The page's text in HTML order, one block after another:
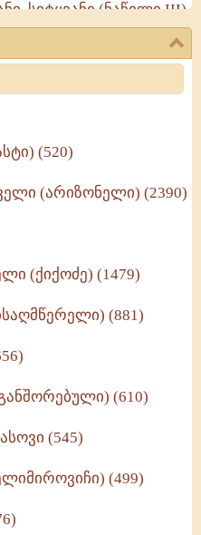
სიტყვანი (ნაწილი III)
რჩევები
- II ტომი
-
(520)
(არიზონელი) (2390)
(ქიქოძე) (1479)
(881)
(610)
(545)
(499)